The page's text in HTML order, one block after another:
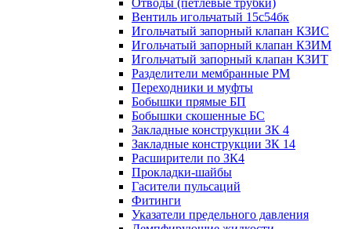
Отводы (петлевые трубки)
Вентиль игольчатый 15с54бк
Игольчатый запорный клапан КЗИС
Игольчатый запорный клапан КЗИМ
Игольчатый запорный клапан КЗИТ
Разделители мембранные РМ
Переходники и муфты
Бобышки прямые БП
Бобышки скошенные БС
Закладные конструкции ЗК 4
Закладные конструкции ЗК 14
Расширители по ЗК4
Прокладки-шайбы
Гасители пульсаций
Фитинги
Указатели предельного давления